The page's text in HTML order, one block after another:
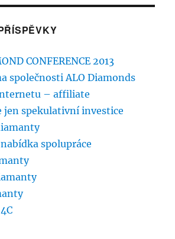
CONFERENCE 2013
společnosti ALO Diamonds
– affiliate
jen spekulativní investice
spolupráce